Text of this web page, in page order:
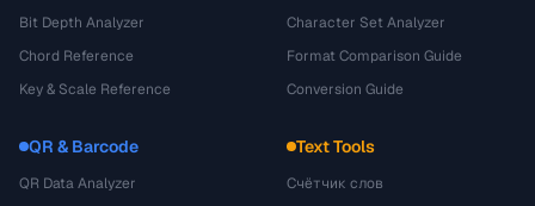
Bit Depth Analyzer
Chord Reference
Key & Scale Reference
Character Set Analyzer
Format Comparison Guide
Conversion Guide
QR & Barcode
QR Data Analyzer
Text Tools
Счётчик слов